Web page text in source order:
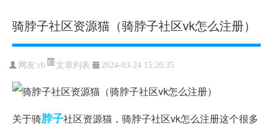
骑脖子社区资源猫（骑脖子社区vk怎么注册）
网友:rb 文章列表 2024-03-24 15:20:35
关于骑脖子社区资源猫，骑脖子社区vk怎么注册这个很多